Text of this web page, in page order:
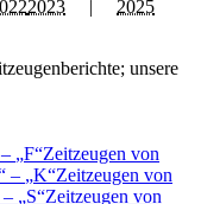
2023 | 2025
unsere
– F Zeitzeugen von
– K Zeitzeugen von
– S Zeitzeugen von